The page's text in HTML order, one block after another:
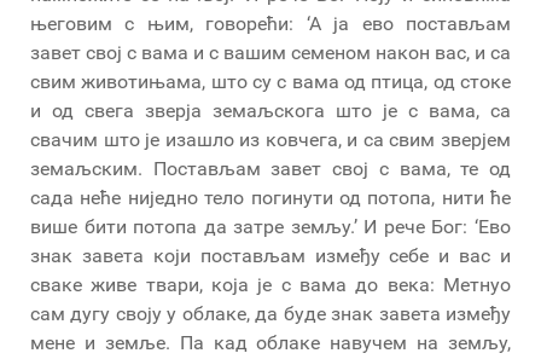
његовим с њим, говорећи: ‘А ја ево постављам
завет свој с вама и с вашим семеном након вас, и са
свим животињама, што су с вама од птица, од стоке
и од свега зверја земаљскога што је с вама, са
свачим што је изашло из ковчега, и са свим зверјем
земаљским. Постављам завет свој с вама, те од
сада неће ниједно тело погинути од потопа, нити ће
више бити потопа да затре земљу.’ И рече Бог: ‘Ево
знак завета који постављам између себе и вас и
сваке живе твари, која је с вама до века: Метнуо
сам дугу своју у облаке, да буде знак завета између
мене и земље. Па кад облаке навучем на земљу,